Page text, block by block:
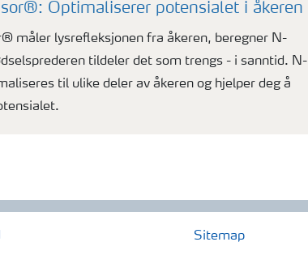
Optimaliserer potensialet i åkeren
måler lysrefleksjonen fra åkeren, beregner N-
tildeler det som trengs - i sanntid. N-
til ulike deler av åkeren og hjelper deg å
Sitemap